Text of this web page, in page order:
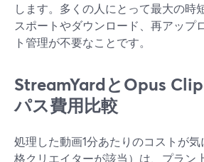
します。多くの人にとって最大の時
スポートやダウンロード、再アップ
ト管理が不要なことです。
StreamYardとOpus
パス費用比較
処理した動画1分あたりのコストが
格クリエイターが該当）は、プラン